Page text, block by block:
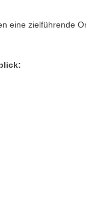
eine zielführende